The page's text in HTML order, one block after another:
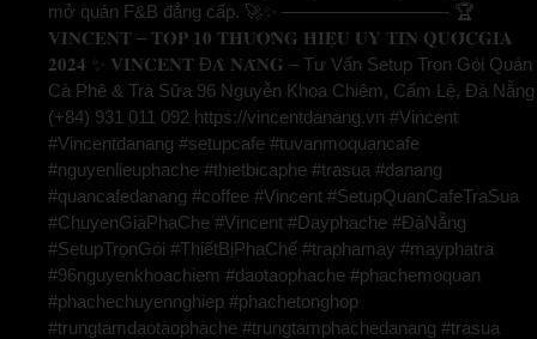
mở quán F&B đẳng cấp. 🚀✨ —————————- 🏆
𝐕𝐈𝐍𝐂𝐄𝐍𝐓 – 𝐓𝐎𝐏 𝟏𝟎 𝐓𝐇𝐔̛𝐎̛𝐍𝐆 𝐇𝐈𝐄̣̂𝐔 𝐔𝐘 𝐓𝐈́𝐍 𝐐𝐔𝐎̂́𝐂𝐆𝐈𝐀
𝟐𝟎𝟐𝟒 ✨ 𝐕𝐈𝐍𝐂𝐄𝐍𝐓 Đ𝐀̀ 𝐍𝐀̆̃𝐍𝐆 – Tư Vấn Setup Trọn Gói Quán
Cà Phê & Trà Sữa 96 Nguyễn Khoa Chiêm, Cẩm Lệ, Đà Nẵng
(+84) 931 011 092 https://vincentdanang.vn #Vincent
#Vincentdanang #setupcafe #tuvanmoquancafe
#nguyenlieuphache #thietbicaphe #trasua #danang
#quancafedanang #coffee #Vincent #SetupQuanCafeTraSua
#ChuyenGiaPhaChe #Vincent #Dayphache #ĐàNẵng
#SetupTrọnGói #ThiếtBịPhaChế #traphamay #mayphatra
#96nguyenkhoachiem #daotaophache #phachemoquan
#phachechuyennghiep #phachetonghop
#trungtamdaotaophache #trungtamphachedanang #trasua